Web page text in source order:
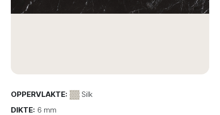
OPPERVLAKTE:
Silk
DIKTE: 6 mm